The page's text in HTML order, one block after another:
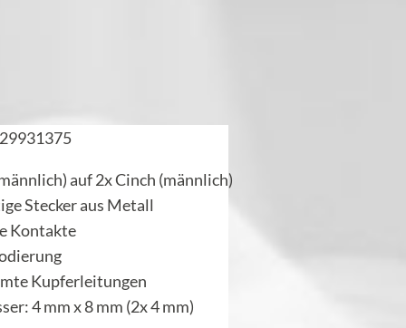
auf 2x Cinch (männlich)
Stecker aus Metall
Kontakte
Kupferleitungen
4 mm x 8 mm (2x 4 mm)